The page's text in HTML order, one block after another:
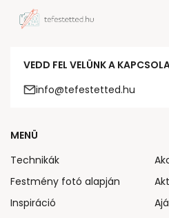
VEDD FEL VELÜNK A
info@tefestetted.hu
MENÜ
Technikák
Festmény fotó alapján
Inspiráció